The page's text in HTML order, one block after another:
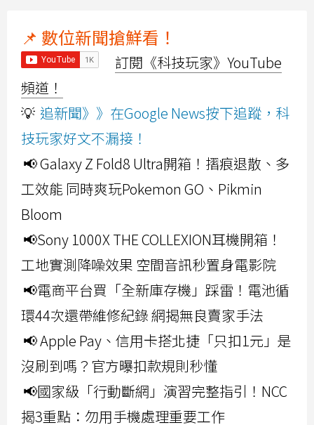
📌 數位新聞搶鮮看！
訂閱《科技玩家》YouTube
頻道！
💡 追新聞》》在Google News按下追蹤，科
技玩家好文不漏接！
📢 Galaxy Z Fold8 Ultra開箱！摺痕退散、多
工效能 同時爽玩Pokemon GO、Pikmin
Bloom
📢Sony 1000X THE COLLEXION耳機開箱！
工地實測降噪效果 空間音訊秒置身電影院
📢電商平台買「全新庫存機」踩雷！電池循
環44次還帶維修紀錄 網揭無良賣家手法
📢 Apple Pay、信用卡搭北捷「只扣1元」是
沒刷到嗎？官方曝扣款規則秒懂
📢國家級「行動斷網」演習完整指引！NCC
揭3重點：勿用手機處理重要工作